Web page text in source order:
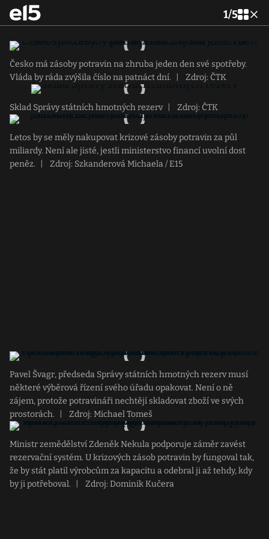
1/5
Česko má zásoby potravin na zhruba jeden den své spotřeby.
Vláda by ráda zvýšila číslo na patnáct dní.
Zdroj: ČTK
Sklad Správy státních hmotných rezerv Zdroj: ČTK
Letos by se měly nakupovat krizové zásoby potravin za půl
miliardy. Není ale jisté, jestli ministerstvo financí uvolní dost
peněz.
Zdroj: Szkanderová Michaela / E15
Pavel Švagr, předseda Správy státních hmotných rezerv musí
některé výběrová řízení svého úřadu opakovat. Není o ně
zájem, protože potravináři nechtějí skladovat zboží ve svých
prostorách.
Zdroj: Michael Tomeš
Ministr zemědělství Zdeněk Nekula podporuje záměr zavést
rezervační systém. U krizových zásob potravin by fungoval tak,
že by stát platil výrobcům za kapacitu a odebral ji až tehdy, kdy
by ji potřeboval.
Zdroj: Dominik Kučera